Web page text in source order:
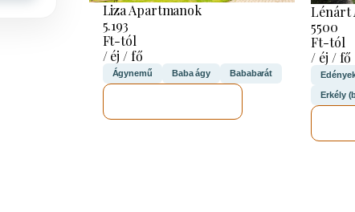
Liza Apartmanok
5.193
Ft-tól
/ éj / fő
Ágynemű Baba ágy Bababarát
Lénárt
5500
Ft-tól
/ éj / fő
Erkély